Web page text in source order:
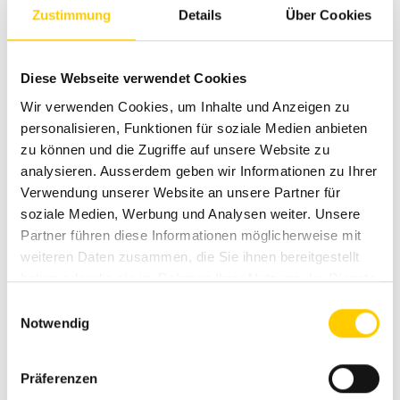
Zustimmung Details Über Cookies
Diese Webseite verwendet Cookies
Wir verwenden Cookies, um Inhalte und Anzeigen zu
personalisieren, Funktionen für soziale Medien anbieten
zu können und die Zugriffe auf unsere Website zu
analysieren. Ausserdem geben wir Informationen zu Ihrer
Verwendung unserer Website an unsere Partner für
soziale Medien, Werbung und Analysen weiter. Unsere
Partner führen diese Informationen möglicherweise mit
weiteren Daten zusammen, die Sie ihnen bereitgestellt
haben oder die sie im Rahmen Ihrer Nutzung der Dienste
Notwendig
Präferenzen
lunghezza del
carrello
4000 mm (3000 +1000)
tipo di martello
perforatore
KD1011
Inserimento H55
d'atterraggio